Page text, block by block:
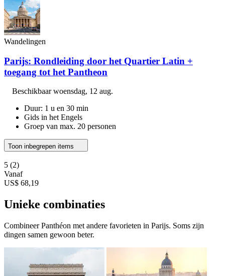
Wandelingen
Parijs: Rondleiding door het Quartier Latin +
toegang tot het Pantheon
Beschikbaarwoensdag, 12 aug.
Duur: 1 u en 30 min
Gids in het Engels
Groep van max. 20 personen
Toon inbegrepen items
5 (2)
Vanaf
US$ 68,19
Unieke combinaties
Combineer Panthéon met andere favorieten in Parijs. Soms zijn
dingen samen gewoon beter.